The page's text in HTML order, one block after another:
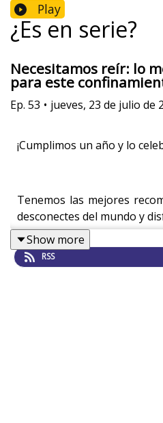
Play
¿Es en serie?
Necesitamos reír: lo
para este
Ep. 53 • jueves, 23 de julio de
¡Cumplimos un año y lo
Tenemos las mejores
desconectes del mundo y
En Netflix podrás ver
Show more
RSS